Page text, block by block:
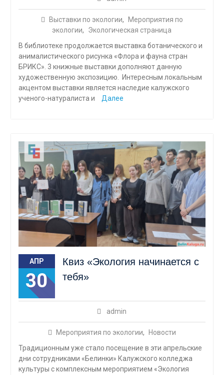
Выставки по экологии,
Мероприятия по
экологии,
Экологическая страница
В библиотеке продолжается выставка ботанического и
анималистического рисунка «Флора и фауна стран
БРИКС». 3 книжные выставки дополняют данную
художественную экспозицию. Интересным локальным
акцентом выставки является наследие калужского
ученого-натуралиста и
Далее
АПР
30
Квиз «Экология начинается с
тебя»
admin
Мероприятия по экологии,
Новости
Традиционным уже стало посещение в эти апрельские
дни сотрудниками «Белинки» Калужского колледжа
культуры с комплексным мероприятием «Экология